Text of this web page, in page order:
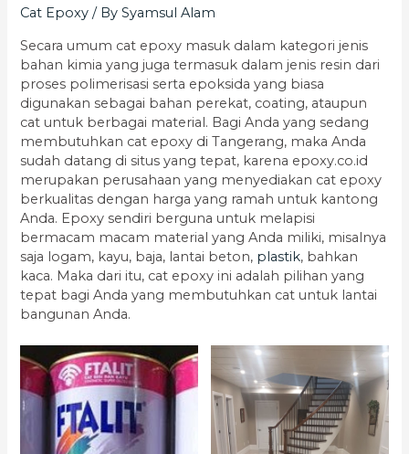
Cat Epoxy / BySyamsul Alam
Secara umum cat epoxy masuk dalam kategori jenis
bahan kimia yang juga termasuk dalam jenis resin dari
proses polimerisasi serta epoksida yang biasa
digunakan sebagai bahan perekat, coating, ataupun
cat untuk berbagai material. Bagi Anda yang sedang
membutuhkan cat epoxy di Tangerang, maka Anda
sudah datang di situs yang tepat, karena epoxy.co.id
merupakan perusahaan yang menyediakan cat epoxy
berkualitas dengan harga yang ramah untuk kantong
Anda. Epoxy sendiri berguna untuk melapisi
bermacam macam material yang Anda miliki, misalnya
saja logam, kayu, baja, lantai beton, plastik, bahkan
kaca. Maka dari itu, cat epoxy ini adalah pilihan yang
tepat bagi Anda yang membutuhkan cat untuk lantai
bangunan Anda.